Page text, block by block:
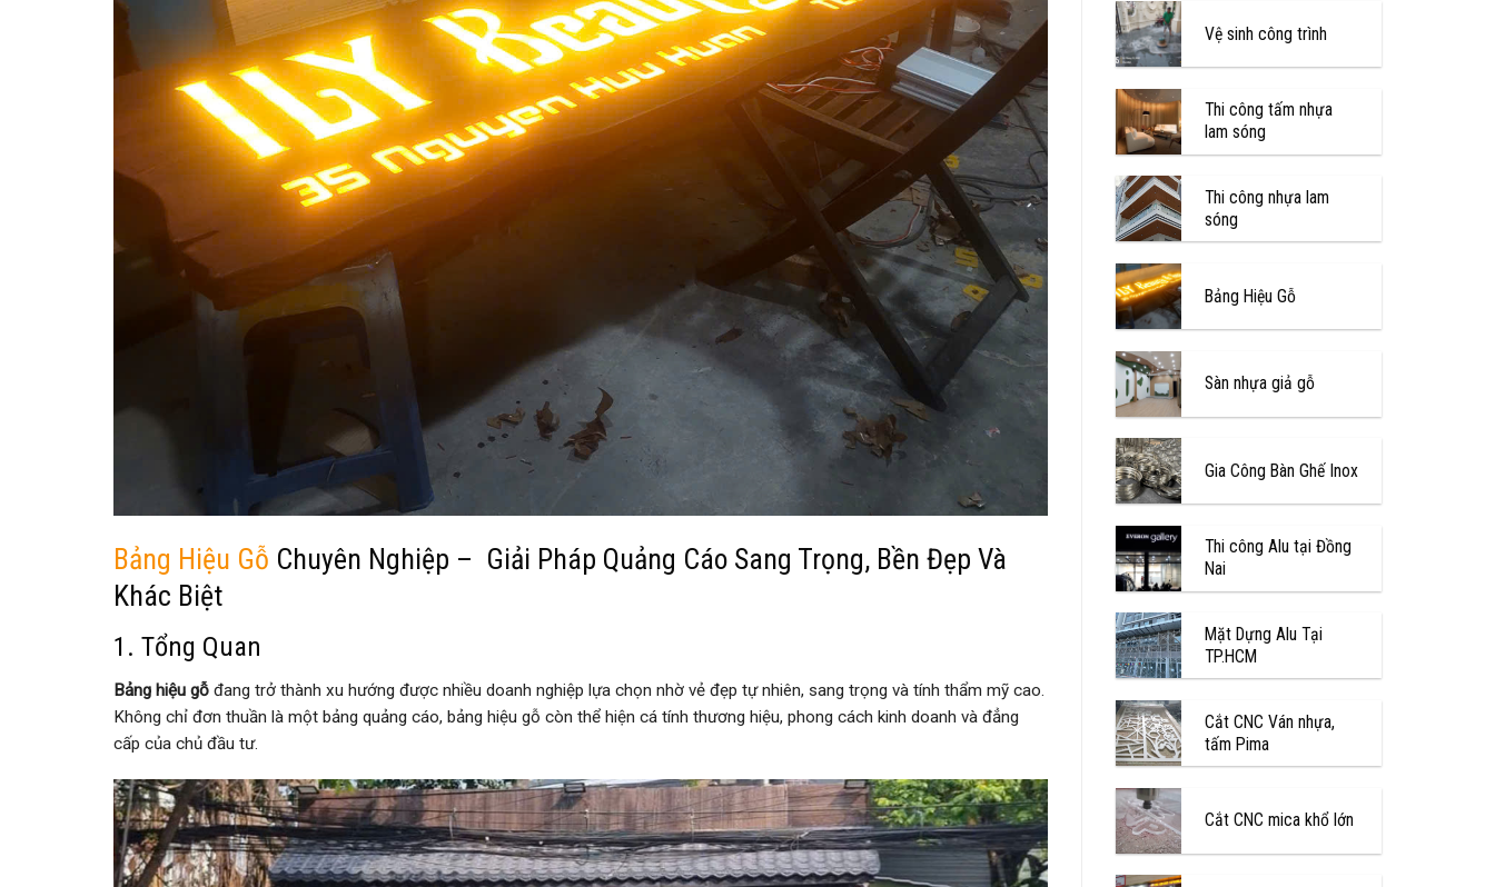
Bảng Hiệu Gỗ Chuyên Nghiệp – Giải Pháp Quảng Cáo Sang Trọng, Bền Đẹp Và
Khác Biệt
1. Tổng Quan
Bảng hiệu gỗ đang trở thành xu hướng được nhiều doanh nghiệp lựa chọn nhờ vẻ đẹp tự nhiên, sang trọng và tính thẩm mỹ cao.
Không chỉ đơn thuần là một bảng quảng cáo, bảng hiệu gỗ còn thể hiện cá tính thương hiệu, phong cách kinh doanh và đẳng
cấp của chủ đầu tư.
Vệ sinh công trình
Thi công tấm nhựa
lam sóng
Thi công nhựa lam
sóng
Bảng Hiệu Gỗ
Sàn nhựa giả gỗ
Gia Công Bàn Ghế Inox
Thi công Alu tại Đồng
Nai
Mặt Dựng Alu Tại
TP.HCM
Cắt CNC Ván nhựa,
tấm Pima
Cắt CNC mica khổ lớn